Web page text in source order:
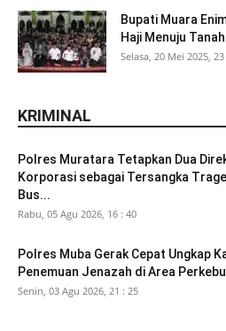
Bupati Muara
Haji Menuju
Selasa, 20 Mei 2025,
KRIMINAL
Polres Muratara Tetapkan Dua
Korporasi sebagai Tersangka
Bus...
Rabu, 05 Agu 2026, 16 : 40
Polres Muba Gerak Cepat Ungkap
Penemuan Jenazah di Area
Senin, 03 Agu 2026, 21 : 25